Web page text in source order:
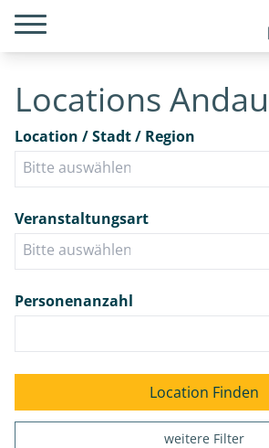
Locations Andau
Location / Stadt / Region
Veranstaltungsart
Personenanzahl
weitere Filter